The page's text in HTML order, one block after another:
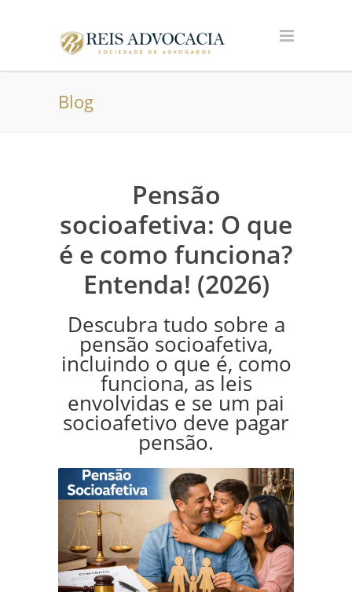
Blog
Pensão
socioafetiva: O que
é e como funciona?
Entenda! (2026)
Descubra tudo sobre a
pensão socioafetiva,
incluindo o que é, como
funciona, as leis
envolvidas e se um pai
socioafetivo deve pagar
pensão.